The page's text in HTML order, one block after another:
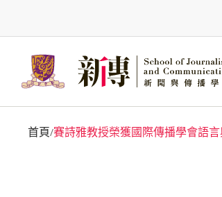
content
首頁/賽詩雅教授榮獲國際傳播學會語